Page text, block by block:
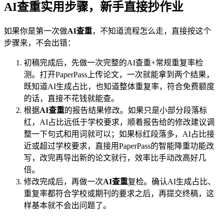
AI查重实用步骤，新手直接抄作业
如果你是第一次做AI查重，不知道流程怎么走，直接按这个
步骤来，不会出错：
初稿完成后，先做一次完整的AI查重+常规重复率检
测。打开PaperPass上传论文，一次就能拿到两个结果，
既知道AI生成占比，也知道整体重复率，符合免费额度
的话，直接不花钱就能查。
根据AI查重的报告结果修改。如果只是小部分段落标
红，AI占比远低于学校要求，顺着报告给的修改建议调
整一下句式和用词就可以；如果标红段落多，AI占比接
近或超过学校要求，直接用PaperPass的智能降重功能改
写，改完再导出新的论文就行，效率比手动改高好几
倍。
修改完成后，再做一次AI查重复检。确认AI生成占比、
重复率都符合学校或期刊的要求之后，再提交终稿，这
样基本就不会出问题了。